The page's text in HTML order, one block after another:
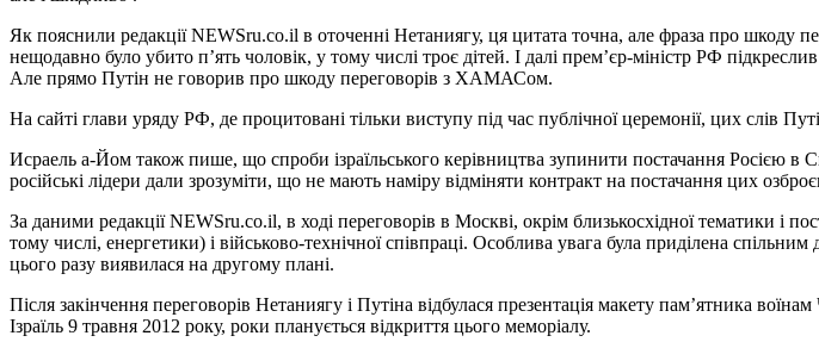
Як пояснили редакції NEWSru.co.il в оточенні Нетаниягу, ця цитата точна, але фраза про шкоду
нещодавно було убито п’ять чоловік, у тому числі троє дітей. І далі прем’єр-міністр РФ
Але прямо Путін не говорив про шкоду переговорів з ХАМАСом.
На сайті глави уряду РФ, де процитовані тільки виступу під час публічної церемонії, цих слів
Исраель а-Йом також пише, що спроби ізраїльського керівництва зупинити постачання Росією
російські лідери дали зрозуміти, що не мають наміру відміняти контракт на постачання цих
За даними редакції NEWSru.co.il, в ході переговорів в Москві, окрім близькосхідної тематики і
тому числі, енергетики) і військово-технічної співпраці. Особлива увага була приділена
цього разу виявилася на другому плані.
Після закінчення переговорів Нетаниягу і Путіна відбулася презентація макету пам’ятника
Ізраїль 9 травня 2012 року, роки планується відкриття цього меморіалу.